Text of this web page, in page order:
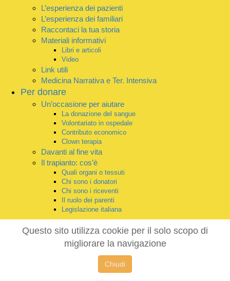
L’esperienza dei pazienti
L’esperienza dei familiari
Raccontaci la tua storia
Materiali informativi
Libri e articoli
Video
Link utili
Medicina Narrativa e Ter. Intensiva
Per donare
Un’occasione per aiutare
La donazione del sangue
Volontariato in ospedale
Contributo economico
Clown terapia
Davanti al fine vita
Il trapianto: cos’è
Quali organi o tessuti
Chi sono i donatori
Chi sono i riceventi
Il ruolo dei parenti
Legislazione italiana
Questo sito utilizza cookie per il solo scopo di
migliorare la navigazione
Chiudi